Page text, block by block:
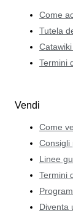
Come
Tutela
Termini
Vendi
Come
Consigli
Linee
Termini
Diventa